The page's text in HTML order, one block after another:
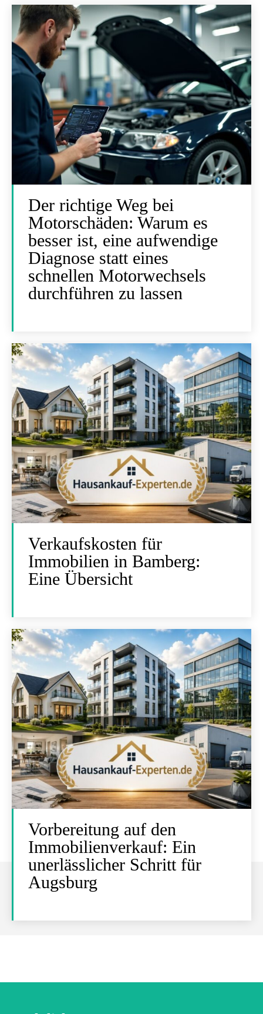
Der richtige Weg bei
Motorschäden: Warum es
besser ist, eine aufwendige
Diagnose statt eines
schnellen Motorwechsels
durchführen zu lassen
Verkaufskosten für
Immobilien in Bamberg:
Eine Übersicht
Vorbereitung auf den
Immobilienverkauf: Ein
unerlässlicher Schritt für
Augsburg